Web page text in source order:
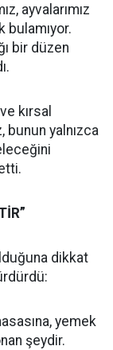
ayvalarımız
bulamıyor.
bir düzen
kırsal
bunun yalnızca
dikkat
yemek
şeydir.